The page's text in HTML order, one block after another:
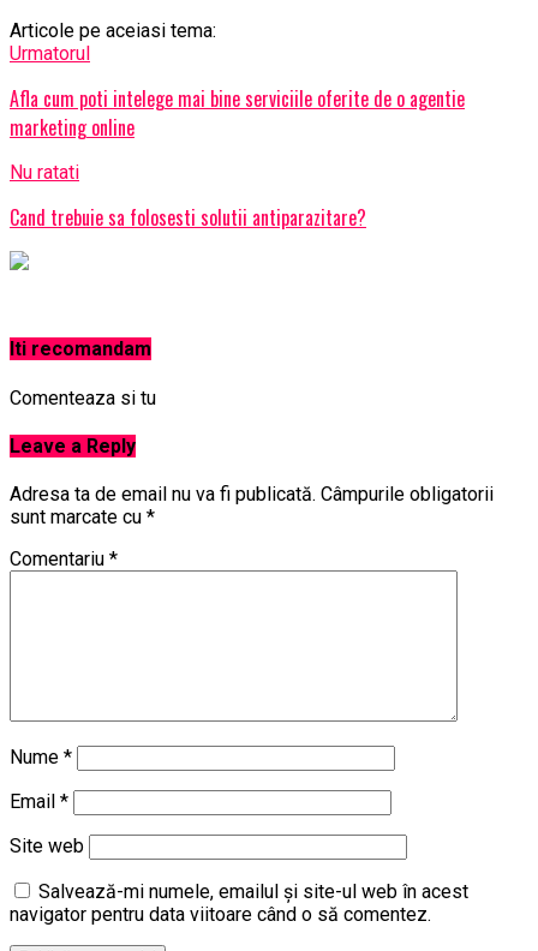
Articole pe aceiasi tema:
Urmatorul
Afla cum poti intelege mai bine serviciile oferite de o agentie
marketing online
Nu ratati
Cand trebuie sa folosesti solutii antiparazitare?
Iti recomandam
Comenteaza si tu
Leave a Reply
Adresa ta de email nu va fi publicată. Câmpurile obligatorii
sunt marcate cu *
Comentariu *
Nume *
Email *
Site web
Salvează-mi numele, emailul și site-ul web în acest
navigator pentru data viitoare când o să comentez.